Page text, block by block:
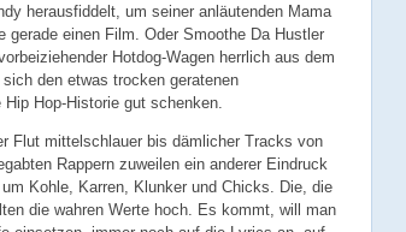
herausfiddelt, um seiner anläutenden Mama
gerade einen Film. Oder Smoothe Da Hustler
Hotdog-Wagen herrlich aus dem
den etwas trocken geratenen
Hop-Historie gut schenken.
Flut mittelschlauer bis dämlicher Tracks von
Rappern zuweilen ein anderer Eindruck
Kohle, Karren, Klunker und Chicks. Die, die
die wahren Werte hoch. Es kommt, will man